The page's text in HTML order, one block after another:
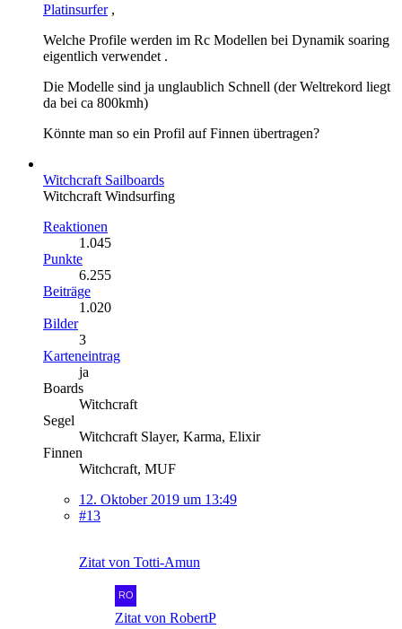
Platinsurfer,
Welche Profile werden im Rc Modellen bei Dynamik soaring
eigentlich verwendet .
Die Modelle sind ja unglaublich Schnell (der Weltrekord liegt
da bei ca 800kmh)
Könnte man so ein Profil auf Finnen übertragen?
Witchcraft Sailboards
​Witchcraft Windsurfing
Reaktionen
1.045
Punkte
6.255
Beiträge
1.020
Bilder
3
Karteneintrag
ja
Boards
Witchcraft
Segel
Witchcraft Slayer, Karma, Elixir
Finnen
Witchcraft, MUF
12. Oktober 2019 um 13:49
#13
Zitat von Totti-Amun
Zitat von RobertP